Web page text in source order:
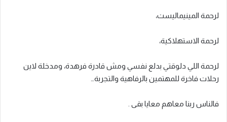
لرحمة المينيماليست،
لرحمة الاستهلاكية،
لرحمة اللي دلوقتي بدلع نفسي ومش قادرة فرهدة، ومدخلة لاين
رحلات فاخرة للمهتمين بالرفاهية والتجربة…
فالناس ربنا معاهم معايا بقى .